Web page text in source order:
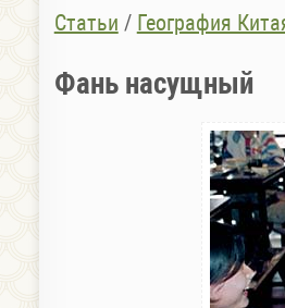
Статьи / География
Фань насущный